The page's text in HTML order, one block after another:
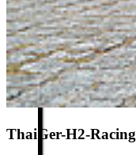
ThaiGer-H2-Racing